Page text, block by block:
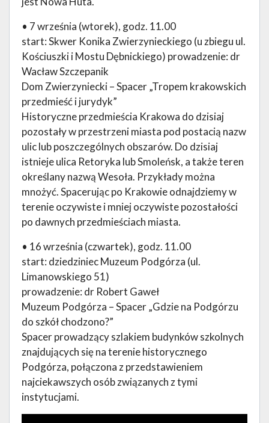
• 7 września (wtorek), godz. 11.00
start: Skwer Konika Zwierzynieckiego (u zbiegu ul.
Kościuszki i Mostu Dębnickiego) prowadzenie: dr
Wacław Szczepanik
Dom Zwierzyniecki – Spacer „Tropem krakowskich
przedmieść i jurydyk”
Historyczne przedmieścia Krakowa do dzisiaj
pozostały w przestrzeni miasta pod postacią nazw
ulic lub poszczególnych obszarów. Do dzisiaj
istnieje ulica Retoryka lub Smoleńsk, a także teren
określany nazwą Wesoła. Przykłady można
mnożyć. Spacerując po Krakowie odnajdziemy w
terenie oczywiste i mniej oczywiste pozostałości
po dawnych przedmieściach miasta.
• 16 września (czwartek), godz. 11.00
start: dziedziniec Muzeum Podgórza (ul.
Limanowskiego 51)
prowadzenie: dr Robert Gaweł
Muzeum Podgórza – Spacer „Gdzie na Podgórzu
do szkół chodzono?”
Spacer prowadzący szlakiem budynków szkolnych
znajdujących się na terenie historycznego
Podgórza, połączona z przedstawieniem
najciekawszych osób związanych z tymi
instytucjami.